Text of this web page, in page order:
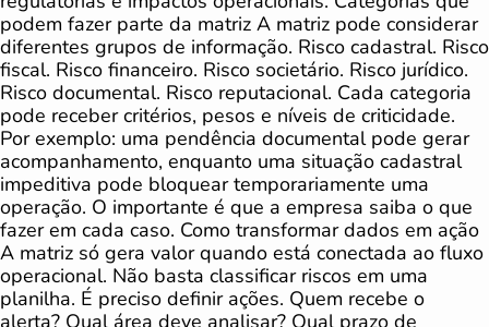
podem fazer parte da matriz A matriz pode considerar
diferentes grupos de informação. Risco cadastral. Risco
fiscal. Risco financeiro. Risco societário. Risco jurídico.
Risco documental. Risco reputacional. Cada categoria
pode receber critérios, pesos e níveis de criticidade.
Por exemplo: uma pendência documental pode gerar
acompanhamento, enquanto uma situação cadastral
impeditiva pode bloquear temporariamente uma
operação. O importante é que a empresa saiba o que
fazer em cada caso. Como transformar dados em ação
A matriz só gera valor quando está conectada ao fluxo
operacional. Não basta classificar riscos em uma
planilha. É preciso definir ações. Quem recebe o
alerta? Qual área deve analisar? Qual prazo de